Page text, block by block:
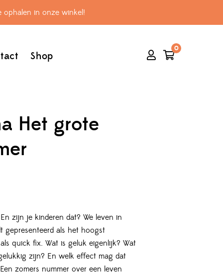
ophalen in onze winkel!
Shop
0
Het grote
zijn je kinderen dat? We leven in
gepresenteerd als het hoogst
quick fix. Wat is geluk eigenlijk? Wat
zijn? En welk effect mag dat
zomers nummer over een leven